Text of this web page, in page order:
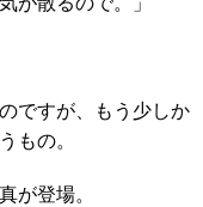
ですが、もう少しか
もの。
が登場。